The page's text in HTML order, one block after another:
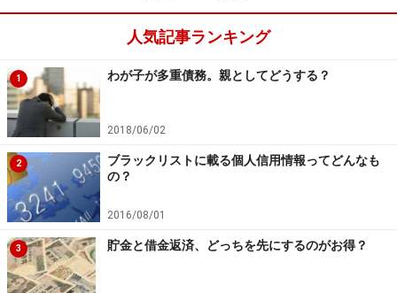
人気記事ランキング
1 わが子が多重債務。親としてどうする？
2018/06/02
2
ブラックリストに載る個人信用情報ってどんなも
の？
2016/08/01
3 貯金と借金返済、どっちを先にするのがお得？